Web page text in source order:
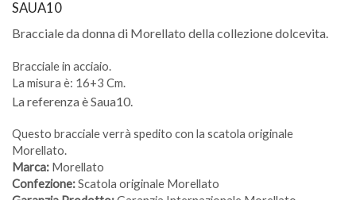
SAUA10
Bracciale da donna di Morellato della collezione dolcevita.
Bracciale in acciaio.
La misura è: 16+3 Cm.
La referenza è Saua10.
Questo bracciale verrà spedito con la scatola originale
Morellato.
Marca: Morellato
Confezione:Scatola originale Morellato